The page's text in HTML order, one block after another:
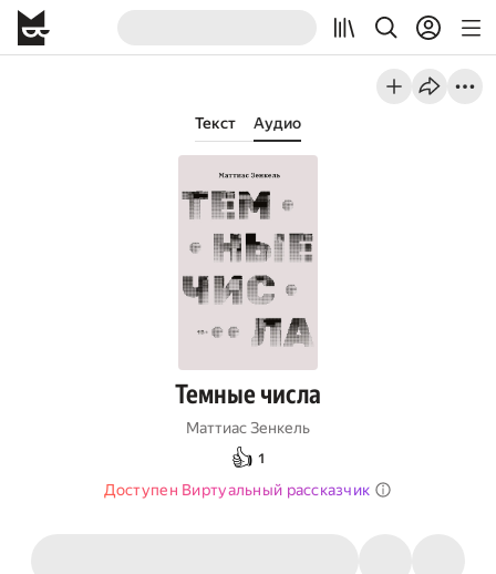
Текст Аудио
Темные числа
Маттиас Зенкель
👍 1
Доступен Виртуальный рассказчик